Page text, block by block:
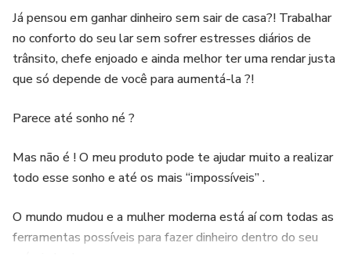
adultos , e tudoisso é novo para vocês dois. Mas com
carinho, paciência e informação, é possível construir uma
rotina segura, tranquila e que respeite o tempo do seu
bebê — e o seu também.
Aqui, você vai encontrar respostas claras, dicas práticas e,
técnica, o que uma mãe precisa é saber que não está
sozinha.
Já pensou em ganhar dinheiro sem sair de casa?! Trabalhar
no conforto do seu lar sem sofrer estresses diários de
trânsito, chefe enjoado e ainda melhor ter uma rendar justa
que só depende de você para aumentá-la ?!
Parece até sonho né ?
Mas não é ! O meu produto pode te ajudar muito a realizar
todo esse sonho e até os mais “impossíveis” .
O mundo mudou e a mulher moderna está aí com todas as
ferramentas possíveis para fazer dinheiro dentro do seu